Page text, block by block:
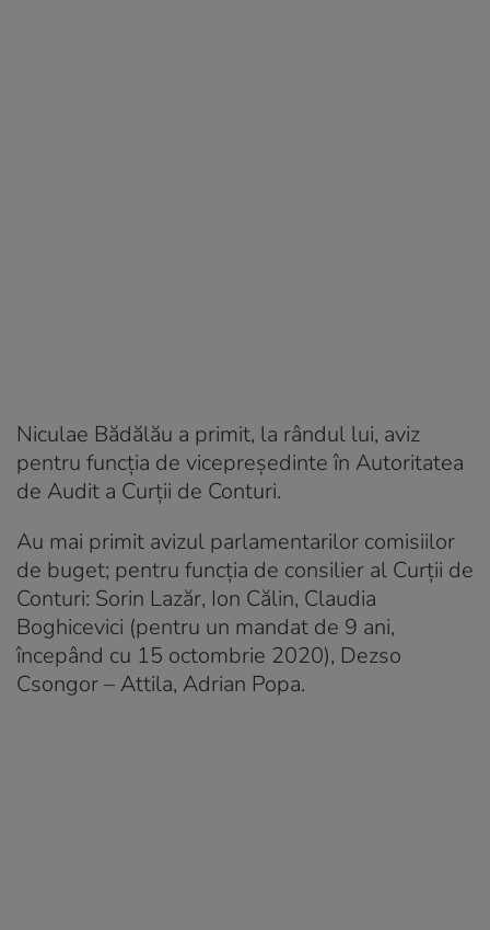
Niculae Bădălău a primit, la rândul lui, aviz
pentru funcţia de vicepreşedinte în Autoritatea
de Audit a Curţii de Conturi.
Au mai primit avizul parlamentarilor comisiilor
de buget; pentru funcţia de consilier al Curţii de
Conturi: Sorin Lazăr, Ion Călin, Claudia
Boghicevici (pentru un mandat de 9 ani,
începând cu 15 octombrie 2020), Dezso
Csongor – Attila, Adrian Popa.